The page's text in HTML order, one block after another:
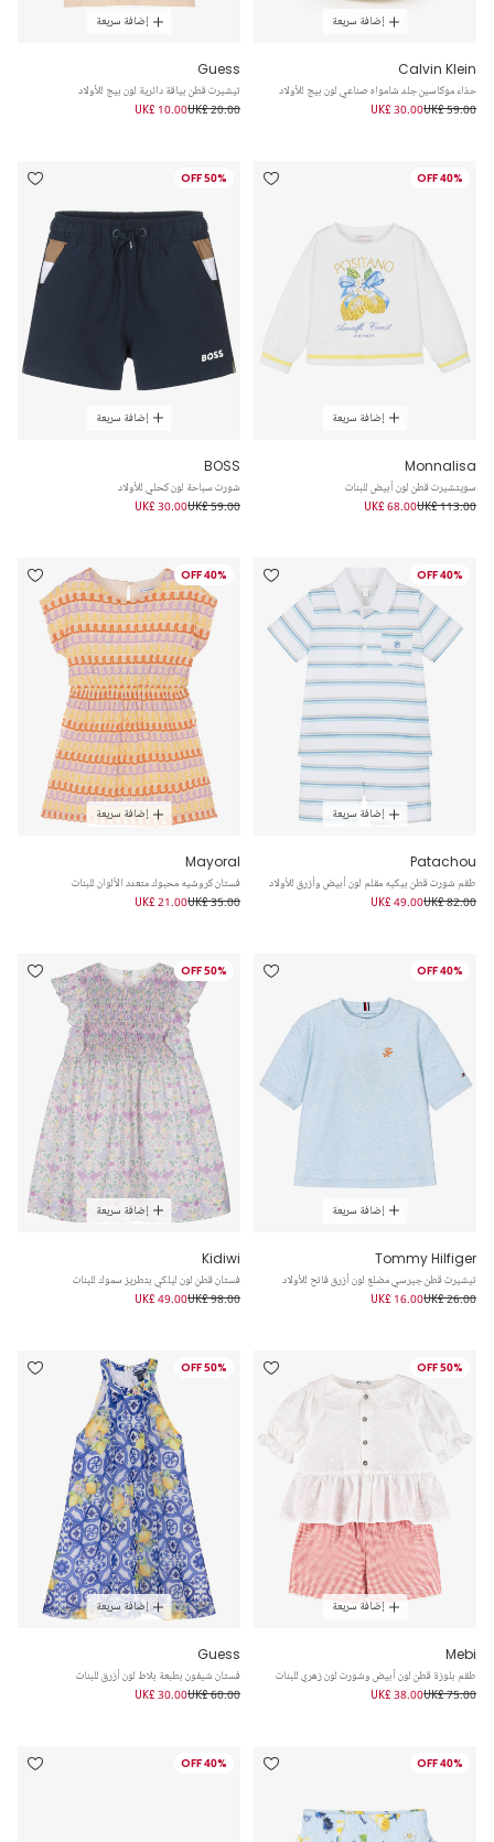
إضافة سريعة
Calvin Klein
حذاء موكاسين جلد شامواه صناعي لون بيج للأولاد
UK£ 59.00
UK£ 30.00
إضافة سريعة
Guess
تيشيرت قطن بياقة دائرية لون بيج للأولاد
UK£ 20.00
UK£ 10.00
40% OFF
إضافة سريعة
Monnalisa
سويتشيرت قطن لون أبيض للبنات
UK£ 113.00
UK£ 68.00
50% OFF
إضافة سريعة
BOSS
شورت سباحة لون كحلي للأولاد
UK£ 59.00
UK£ 30.00
40% OFF
إضافة سريعة
Patachou
طقم شورت قطن بيكيه مقلم لون أبيض وأزرق للأولاد
UK£ 82.00
UK£ 49.00
40% OFF
إضافة سريعة
Mayoral
فستان كروشيه محبوك متعدد الألوان للبنات
UK£ 35.00
UK£ 21.00
40% OFF
إضافة سريعة
Tommy Hilfiger
تيشيرت قطن جيرسي مضلع لون أزرق فاتح للأولاد
UK£ 26.00
UK£ 16.00
50% OFF
إضافة سريعة
Kidiwi
فستان قطن لون ليلكي بتطريز سموك للبنات
UK£ 98.00
UK£ 49.00
50% OFF
إضافة سريعة
Mebi
طقم بلوزة قطن لون أبيض وشورت لون زهري للبنات
UK£ 75.00
UK£ 38.00
50% OFF
إضافة سريعة
Guess
فستان شيفون بطبعة بلاط لون أزرق للبنات
UK£ 60.00
UK£ 30.00
40% OFF
40% OFF